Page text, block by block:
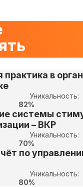
практика в
Уникальность:
82%
системы
– ВКР
Уникальность:
70%
по
Уникальность:
80%